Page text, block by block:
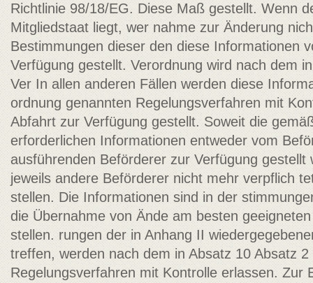
Richtlinie 98/18/EG. Diese Maß­ gestellt. Wenn
Mitgliedstaat liegt, wer­ nahme zur Änderung
Bestimmungen dieser den diese Informationen
Verfügung gestellt. Verordnung wird nach dem
Ver­ In allen anderen Fällen werden diese
ordnung genannten Regelungsverfahren mit
Abfahrt zur Verfügung gestellt. Soweit die
erforderlichen Informationen entweder vom
ausführenden Beförderer zur Verfügung gestellt
jeweils andere Beförderer nicht mehr verpflich­
stellen. Die Informationen sind in der
die Übernahme von Ände­ am besten
stellen. rungen der in Anhang II
treffen, werden nach dem in Absatz 10 Absatz 2
Regelungsverfahren mit Kontrolle erlassen. Zur